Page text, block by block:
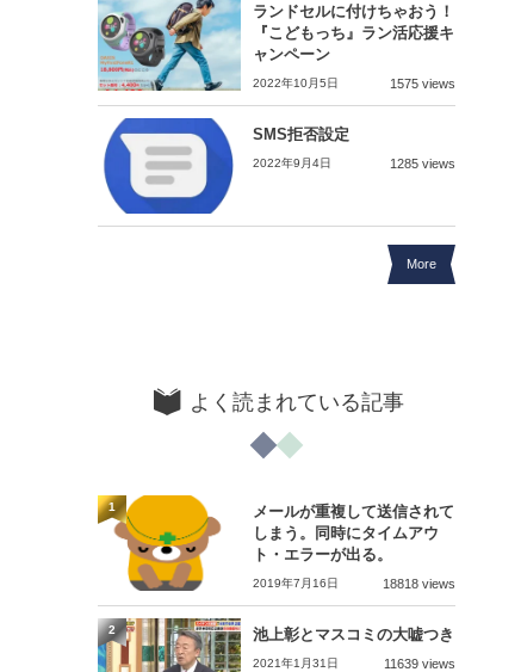
ランドセルに付けちゃおう！
『こどもっち』ラン活応援キ
ャンペーン
2022年10月5日 1575 views
SMS拒否設定
2022年9月4日 1285 views
More
よく読まれている記事
メールが重複して送信されて
しまう。同時にタイムアウ
ト・エラーが出る。
2019年7月16日 18818 views
1
池上彰とマスコミの大嘘つき
2021年1月31日 11639 views
2